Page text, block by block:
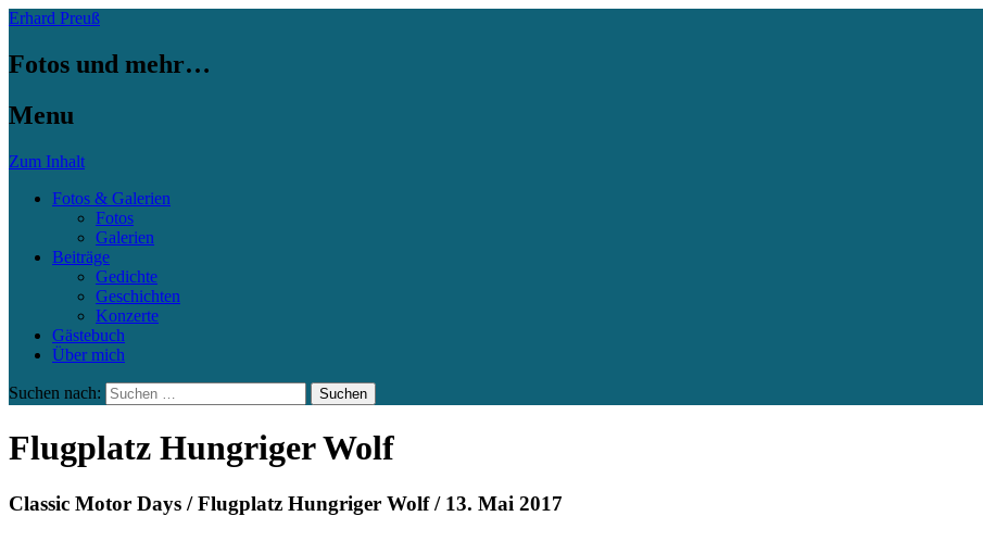
Erhard Preuß
Fotos und mehr…
Menu
Zum Inhalt
Fotos & Galerien
Fotos
Galerien
Beiträge
Gedichte
Geschichten
Konzerte
Gästebuch
Über mich
Suchen nach:
Flugplatz Hungriger Wolf
Classic Motor Days / Flugplatz Hungriger Wolf / 13. Mai 2017